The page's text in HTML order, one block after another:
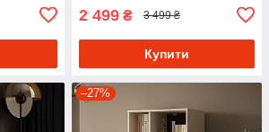
2 499 ₴ 3 499 ₴
Купити
–27%